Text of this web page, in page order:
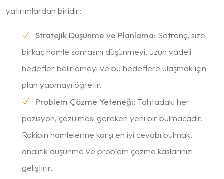
yatırımlardan biridir:
Stratejik Düşünme ve Planlama: Satranç, size
birkaç hamle sonrasını düşünmeyi, uzun vadeli
hedefler belirlemeyi ve bu hedeflere ulaşmak için
plan yapmayı öğretir.
Problem Çözme Yeteneği: Tahtadaki her
pozisyon, çözülmesi gereken yeni bir bulmacadır.
Rakibin hamlelerine karşı en iyi cevabı bulmak,
analitik düşünme ve problem çözme kaslarınızı
geliştirir.